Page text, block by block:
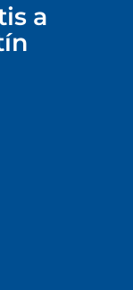
a